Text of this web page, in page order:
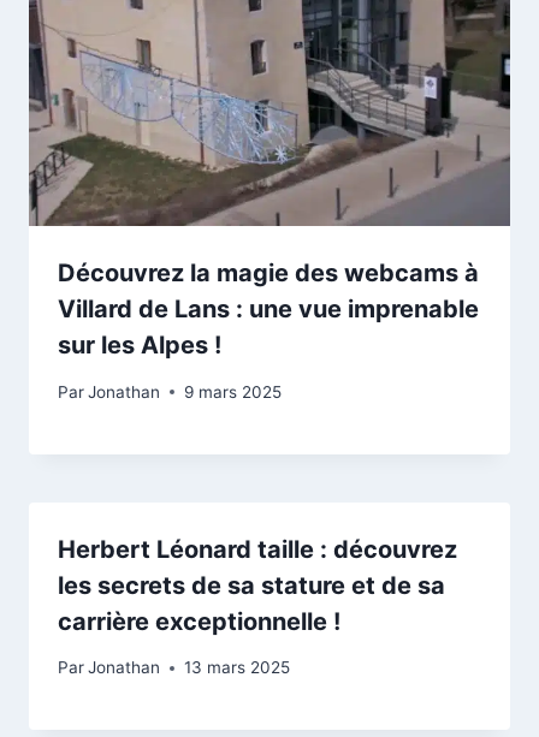
Découvrez la magie des webcams à
Villard de Lans : une vue imprenable
sur les Alpes !
ParJonathan 9 mars 2025
Herbert Léonard taille : découvrez
les secrets de sa stature et de sa
carrière exceptionnelle !
ParJonathan 13 mars 2025